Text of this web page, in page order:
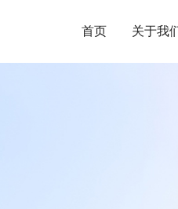
首页 关于我